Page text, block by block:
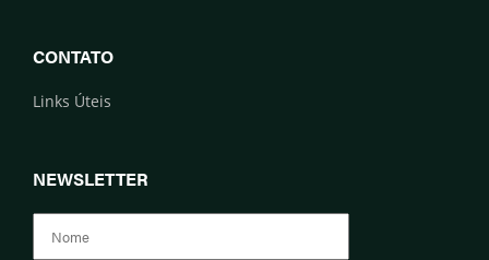
CONTATO
Links Úteis
NEWSLETTER